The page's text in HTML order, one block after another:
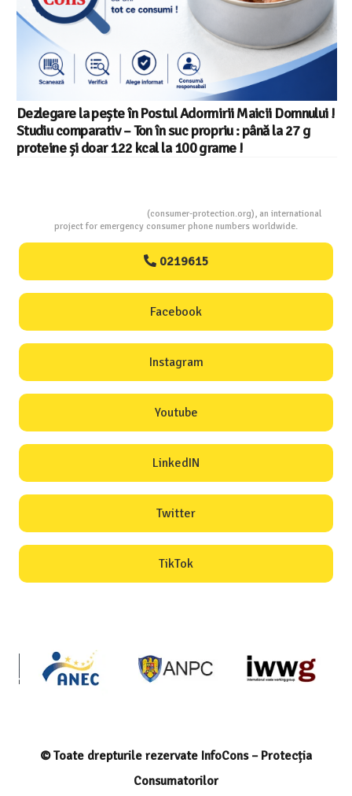
Dezlegare la pește în Postul Adormirii Maicii Domnului !
Studiu comparativ – Ton în suc propriu : până la 27 g
proteine și doar 122 kcal la 100 grame !
(consumer-protection.org), an international
project for emergency consumer phone numbers worldwide.
0219615
Facebook
Instagram
Youtube
LinkedIN
Twitter
TikTok
© Toate drepturile rezervate InfoCons – Protecția
Consumatorilor